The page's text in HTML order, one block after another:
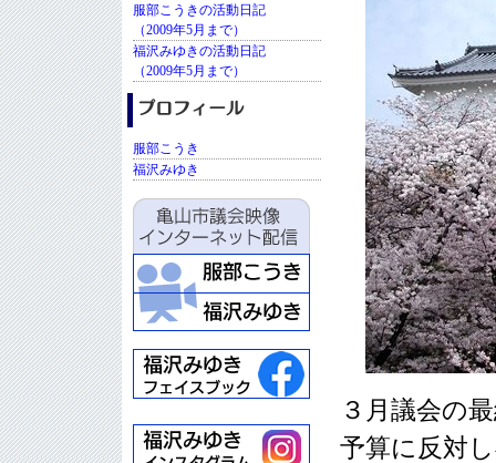
３月議会の
予算に反対
服部こうきの活動日記
（2009年5月まで）
福沢みゆきの活動日記
（2009年5月まで）
服部こうき
福沢みゆき